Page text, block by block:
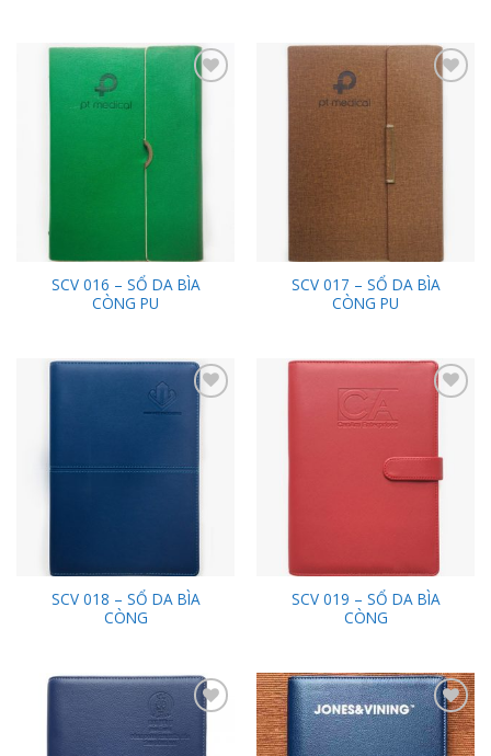
Add to
SCV 016 – SỔ DA BÌA
CÒNG PU
Add to
SCV 017 – SỔ DA BÌA
CÒNG PU
Add to
SCV 018 – SỔ DA BÌA
CÒNG
SCV 019 – SỔ DA BÌA
CÒNG
Add to
Wishlist
Add to
Wishlist